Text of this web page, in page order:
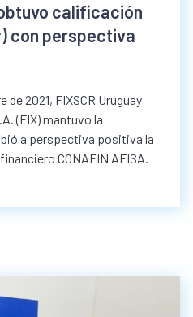
calificación
con perspectiva
de 2021, FIXSCR Uruguay
(FIX) mantuvo la
a perspectiva positiva la
CONAFIN AFISA.